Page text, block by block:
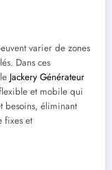
varier de zones
Dans ces
Jackery Générateur
et mobile qui
besoins, éliminant
fixes et